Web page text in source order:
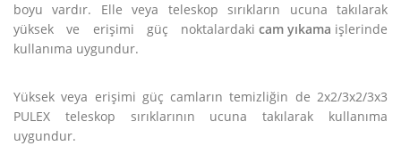
boyu vardır. Elle veya teleskop sırıkların ucuna takılarak
yüksek ve erişimi güç noktalardaki cam yıkama işlerinde
kullanıma uygundur.
Yüksek veya erişimi güç camların temizliğin de 2x2/3x2/3x3
PULEX teleskop sırıklarının ucuna takılarak kullanıma
uygundur.